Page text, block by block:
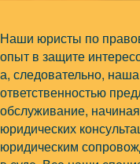
Наши юристы по
опыт в защите
а, следовательно,
ответственностью
обслуживание,
юридических
юридическим